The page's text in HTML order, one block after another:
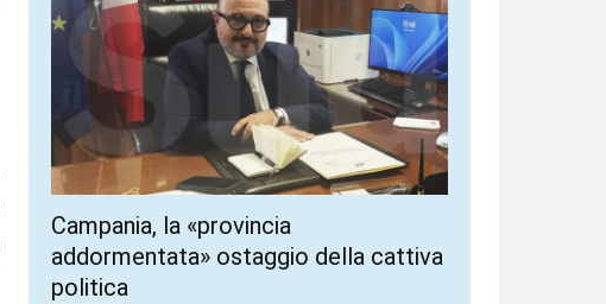
Campania, la «provincia
addormentata» ostaggio della cattiva
politica